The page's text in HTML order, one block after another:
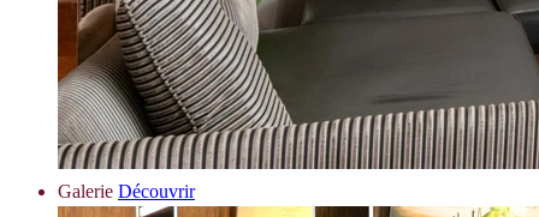
Galerie Découvrir